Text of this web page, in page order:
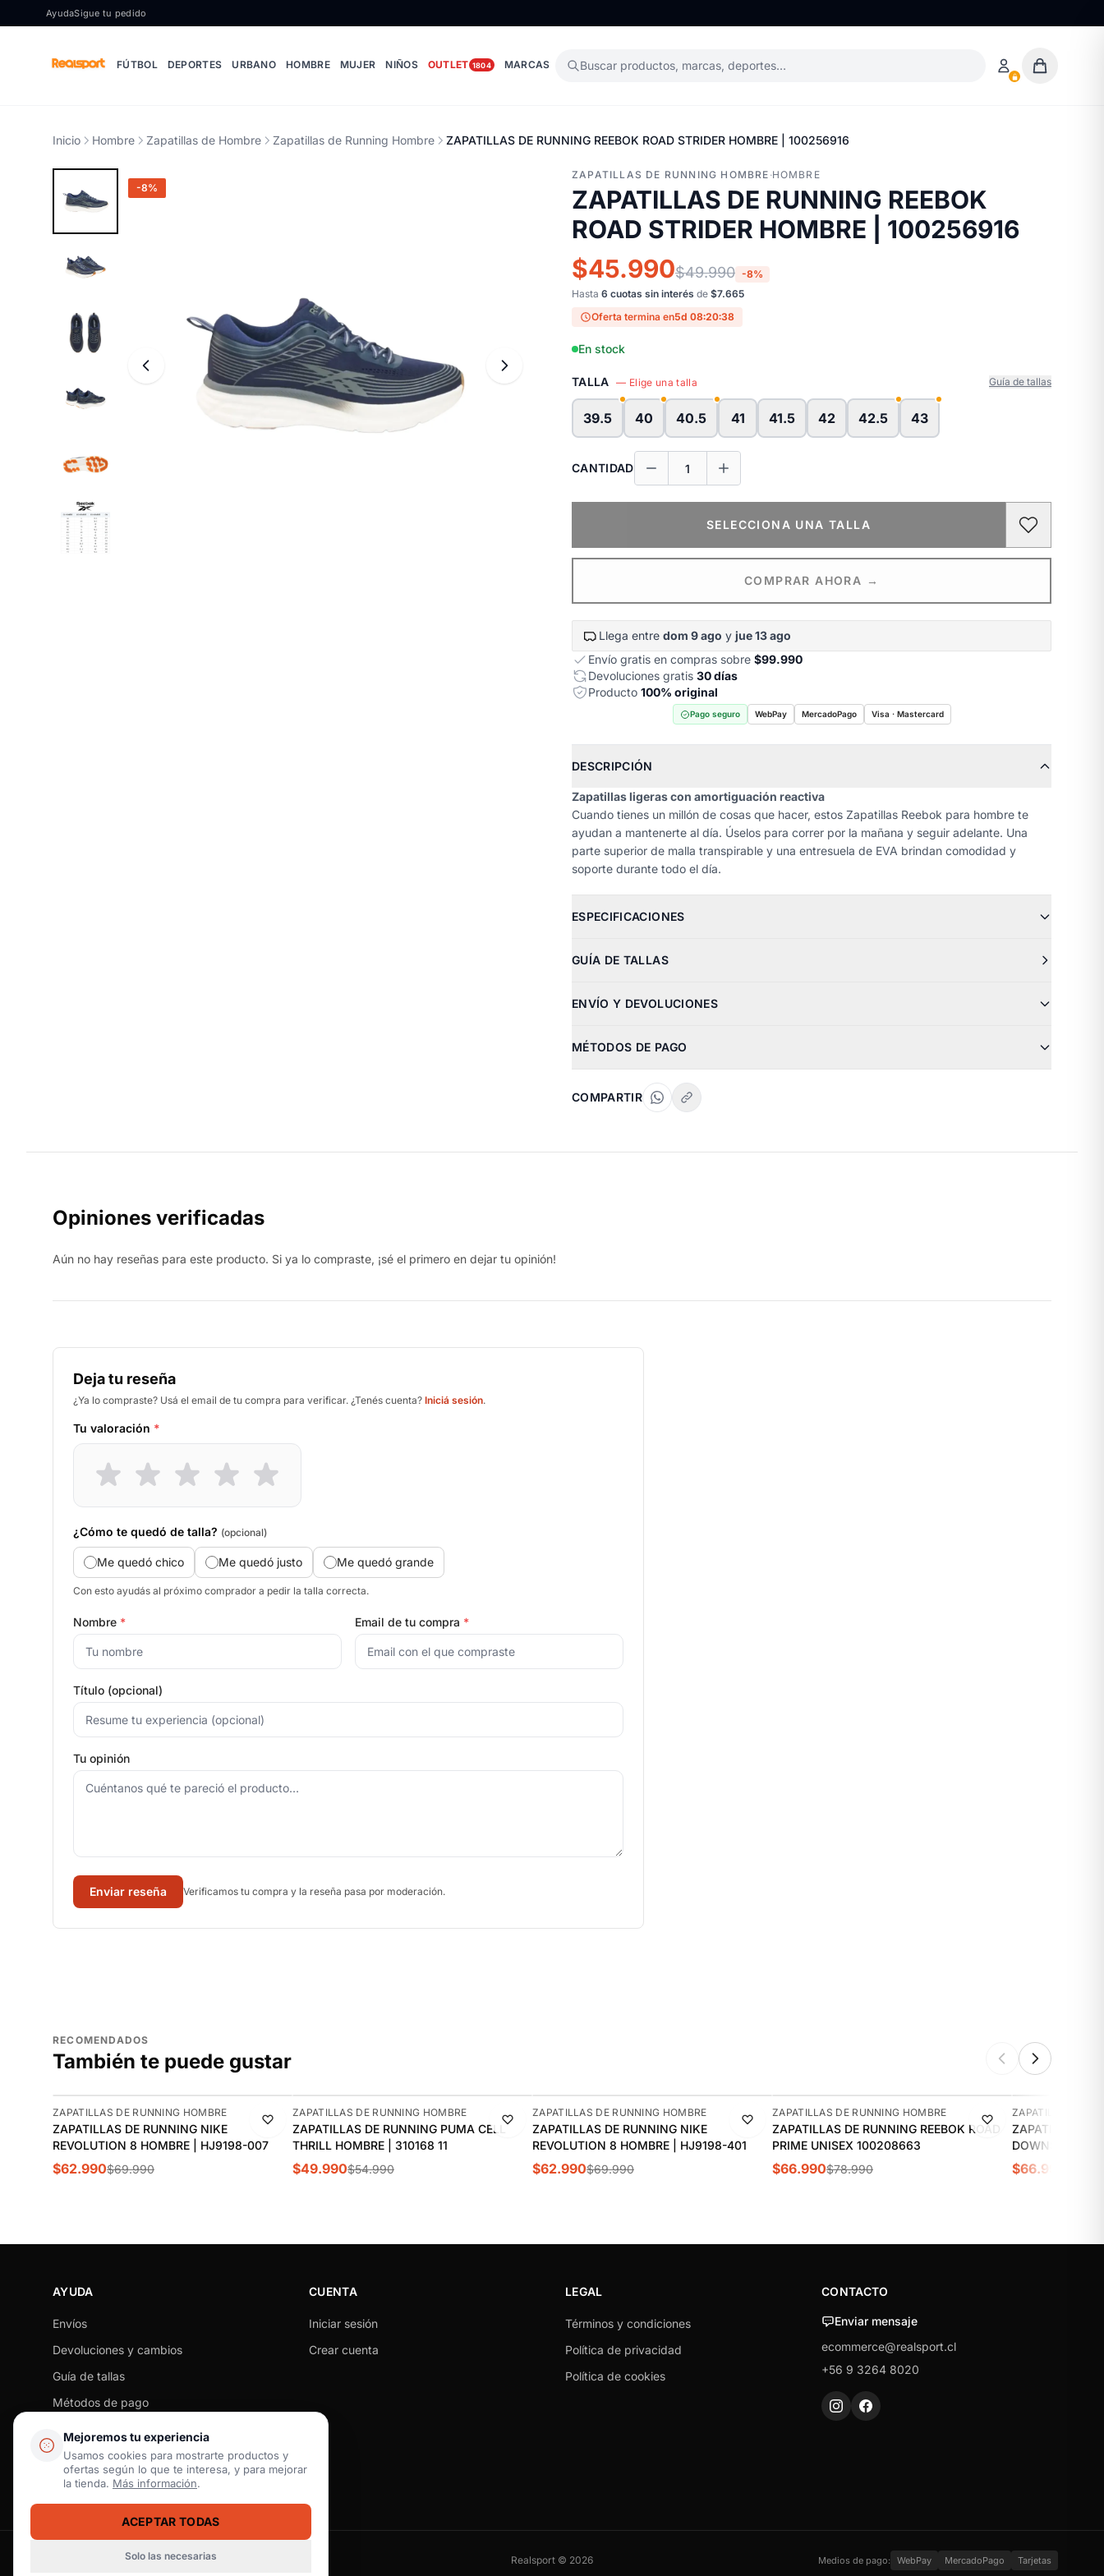
Ir al contenido
Mejoremos tu experiencia
Usamos cookies para mostrarte productos y
ofertas según lo que te interesa, y para mejorar
la tienda. Más información.
ACEPTAR TODAS
Solo las necesarias
AyudaSigue tu pedido
FÚTBOL DEPORTES URBANO HOMBRE MUJER NIÑOS OUTLET 1804 MARCAS Buscar productos, marcas, deportes…
Inicio Hombre Zapatillas de Hombre Zapatillas de Running Hombre ZAPATILLAS DE RUNNING REEBOK ROAD STRIDER HOMBRE | 100256916
-8%
ZAPATILLAS DE RUNNING HOMBRE ·HOMBRE
ZAPATILLAS DE RUNNING REEBOK
ROAD STRIDER HOMBRE | 100256916
$45.990$49.990 -8%
Hasta 6 cuotas sin interés de $7.665
Oferta termina en5d 08:20:37
En stock
TALLA — Elige una talla Guía de tallas
39.5 40 40.5 41 41.5 42 42.5 43
CANTIDAD
SELECCIONA UNA TALLA
COMPRAR AHORA →
Llega entre dom 9 ago y jue 13 ago
Envío gratis en compras sobre $99.990
Devoluciones gratis 30 días
Producto 100% original
Pago seguro WebPay MercadoPago Visa · Mastercard
DESCRIPCIÓN
Zapatillas ligeras con amortiguación reactiva
Cuando tienes un millón de cosas que hacer, estos Zapatillas Reebok para hombre te
ayudan a mantenerte al día. Úselos para correr por la mañana y seguir adelante. Una
parte superior de malla transpirable y una entresuela de EVA brindan comodidad y
soporte durante todo el día.
ESPECIFICACIONES
GUÍA DE TALLAS
ENVÍO Y DEVOLUCIONES
MÉTODOS DE PAGO
COMPARTIR
Opiniones verificadas
Aún no hay reseñas para este producto. Si ya lo compraste, ¡sé el primero en dejar tu opinión!
Deja tu reseña
¿Ya lo compraste? Usá el email de tu compra para verificar. ¿Tenés cuenta? Iniciá sesión.
Tu valoración *
¿Cómo te quedó de talla? (opcional)
Me quedó chico Me quedó justo Me quedó grande
Con esto ayudás al próximo comprador a pedir la talla correcta.
Nombre * Email de tu compra *
Título (opcional)
Tu opinión
Enviar reseña Verificamos tu compra y la reseña pasa por moderación.
RECOMENDADOS
También te puede gustar
-10%
ZAPATILLAS DE RUNNING HOMBRE
ZAPATILLAS DE RUNNING NIKE
REVOLUTION 8 HOMBRE | HJ9198-007
$62.990$69.990
-9%
ZAPATILLAS DE RUNNING HOMBRE
ZAPATILLAS DE RUNNING PUMA CELL
THRILL HOMBRE | 310168 11
$49.990$54.990
-10%
ZAPATILLAS DE RUNNING HOMBRE
ZAPATILLAS DE RUNNING NIKE
REVOLUTION 8 HOMBRE | HJ9198-401
$62.990$69.990
-15%
ZAPATILLAS DE RUNNING HOMBRE
ZAPATILLAS DE RUNNING REEBOK ROAD
PRIME UNISEX 100208663
$66.990$78.990
-11%
ZAPATILLAS DE
ZAPATILLAS DE
DOWNSHIFTER
$66.990
AYUDA
Envíos
Devoluciones y cambios
Guía de tallas
Métodos de pago
Preguntas frecuentes
Contacto
CUENTA
Iniciar sesión
Crear cuenta
LEGAL
Términos y condiciones
Política de privacidad
Política de cookies
CONTACTO
Enviar mensaje
ecommerce@realsport.cl
+56 9 3264 8020
SSL / Datos protegidos Realsport © 2026 Medios de pago: WebPay MercadoPago Tarjetas